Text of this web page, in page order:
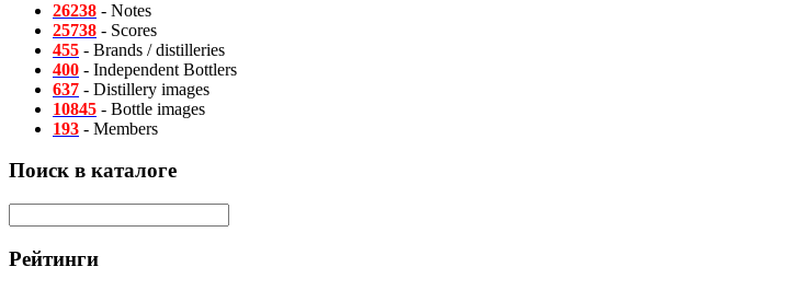
26238 - Notes
25738 - Scores
455 - Brands / distilleries
400 - Independent Bottlers
637 - Distillery images
10845 - Bottle images
193 - Members
Поиск в каталоге
Рейтинги